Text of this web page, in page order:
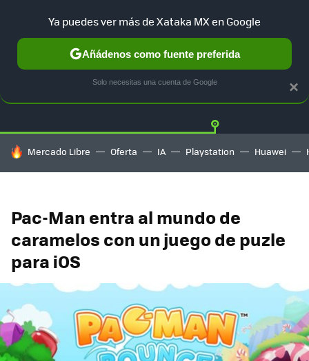
Twitter
HOY SE HABLA DE
Mercado Libre Oferta IA Playstation Huawei
Pac-Man entra al mundo de
caramelos con un juego de puzle
para iOS
×
Ya puedes ver más de Xataka MX en Google
Añádenos como fuente preferida
Solo necesitas una cuenta de Google